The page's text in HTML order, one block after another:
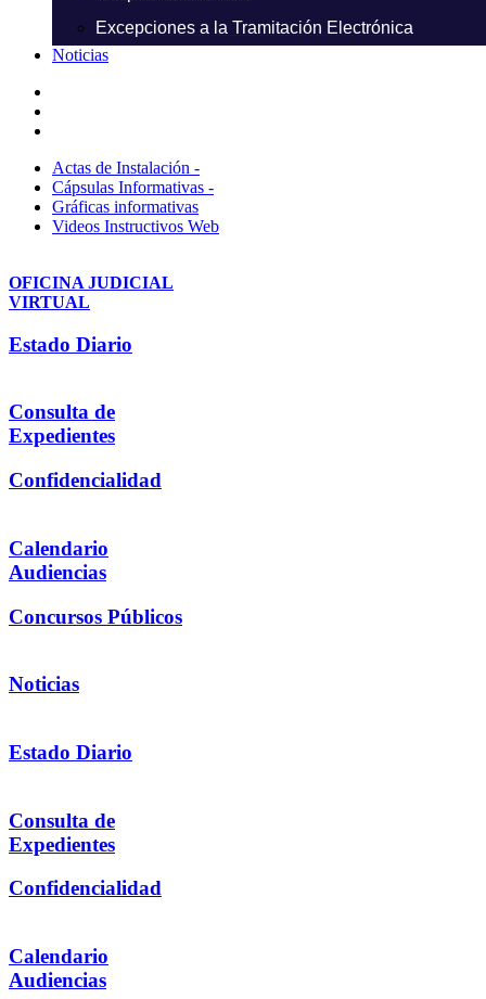
Excepciones a la Tramitación Electrónica
Noticias
Actas de Instalación -
Cápsulas Informativas -
Gráficas informativas
Videos Instructivos Web
OFICINA JUDICIAL
VIRTUAL
Estado Diario
Consulta de
Expedientes
Confidencialidad
Calendario
Audiencias
Concursos Públicos
Noticias
Estado Diario
Consulta de
Expedientes
Confidencialidad
Calendario
Audiencias